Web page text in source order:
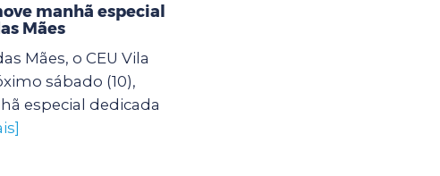
manhã especial
Mães
Mães, o CEU Vila
sábado (10),
especial dedicada